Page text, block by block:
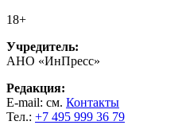
18+
Учредитель:
АНО «ИнПресс»
Редакция:
E-mail: см. Контакты
Тел.: +7 495 999 36 79